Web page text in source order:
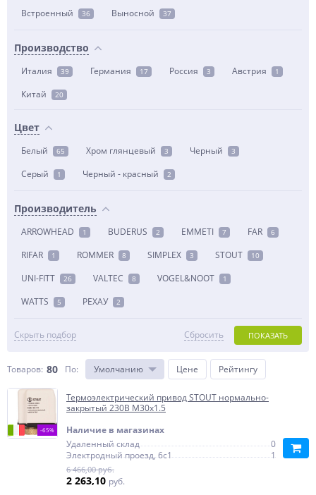
Встроенный 36 Выносной 37
Производство
Италия 39 Германия 17 Россия 3 Австрия 1
Китай 20
Цвет
Белый 65 Хром глянцевый 3 Черный 3
Серый 1 Черный - красный 2
Производитель
ARROWHEAD 1 BUDERUS 2 EMMETI 7 FAR 6
RIFAR 1 ROMMER 8 SIMPLEX 3 STOUT 10
UNI-FITT 26 VALTEC 8 VOGEL&NOOT 1
WATTS 5 РЕХАУ 2
Скрыть подбор ПОКАЗАТЬ
Сбросить
Товаров: 80 По: Умолчанию Цене Рейтингу
-65%
Термоэлектрический привод STOUT нормально-
закрытый 230В M30x1.5
Наличие в магазинах
Удаленный склад
0
Электродный проезд, 6с1
1
6 466,00 руб.
2 263,10 руб.